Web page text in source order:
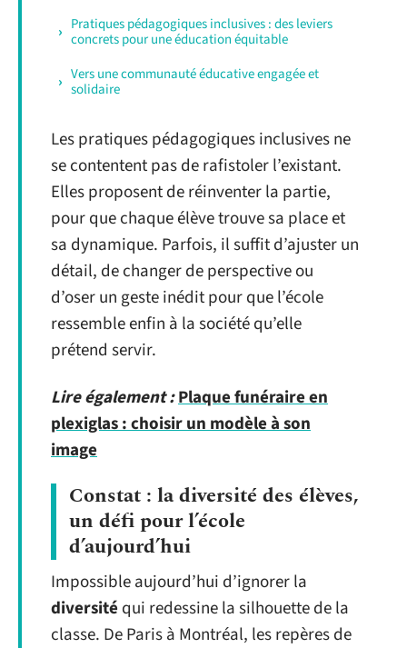
Pratiques pédagogiques inclusives : des leviers
concrets pour une éducation équitable
Vers une communauté éducative engagée et
solidaire
Les pratiques pédagogiques inclusives ne
se contentent pas de rafistoler l’existant.
Elles proposent de réinventer la partie,
pour que chaque élève trouve sa place et
sa dynamique. Parfois, il suffit d’ajuster un
détail, de changer de perspective ou
d’oser un geste inédit pour que l’école
ressemble enfin à la société qu’elle
prétend servir.
Lire également :Plaque funéraire en
plexiglas : choisir un modèle à son
image
Constat : la diversité des élèves,
un défi pour l’école
d’aujourd’hui
Impossible aujourd’hui d’ignorer la
diversité qui redessine la silhouette de la
classe. De Paris à Montréal, les repères de